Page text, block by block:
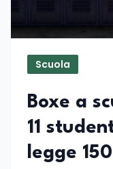
Scuola
Boxe a
11
legge 150